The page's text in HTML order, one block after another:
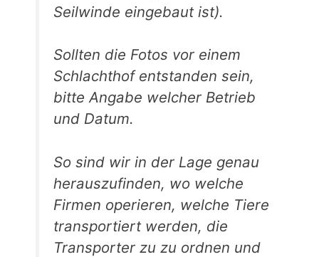
Seilwinde eingebaut ist).
Sollten die Fotos vor einem
Schlachthof entstanden sein,
bitte Angabe welcher Betrieb
und Datum.
So sind wir in der Lage genau
herauszufinden, wo welche
Firmen operieren, welche Tiere
transportiert werden, die
Transporter zu zu ordnen und